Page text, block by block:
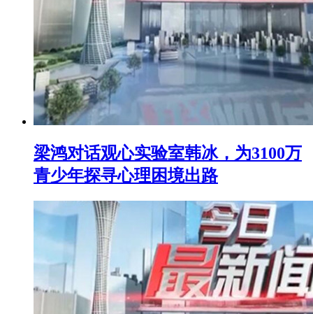
梁鸿对话观心实验室韩冰，为3100万
青少年探寻心理困境出路